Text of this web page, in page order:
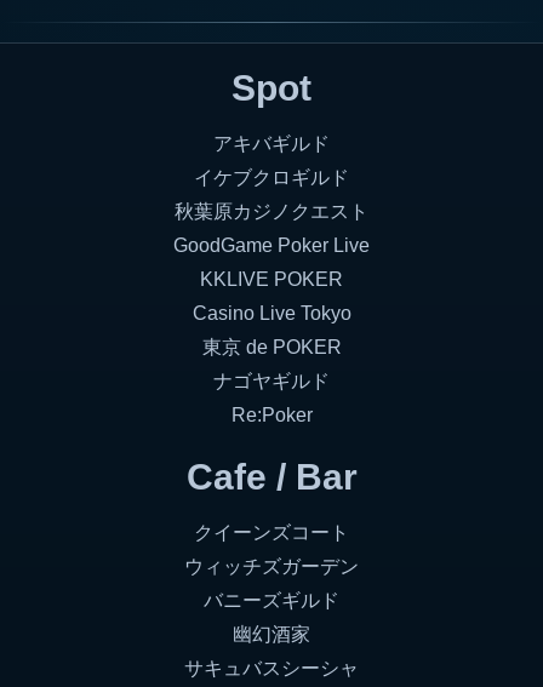
Spot
アキバギルド
イケブクロギルド
秋葉原カジノクエスト
GoodGame Poker Live
KKLIVE POKER
Casino Live Tokyo
東京 de POKER
ナゴヤギルド
Re:Poker
Cafe / Bar
クイーンズコート
ウィッチズガーデン
バニーズギルド
幽幻酒家
サキュバスシーシャ